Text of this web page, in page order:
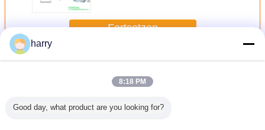
Fortsetzen
MehrSolarpv-System
harry
8:18 PM
Good day, what product are you looking for?